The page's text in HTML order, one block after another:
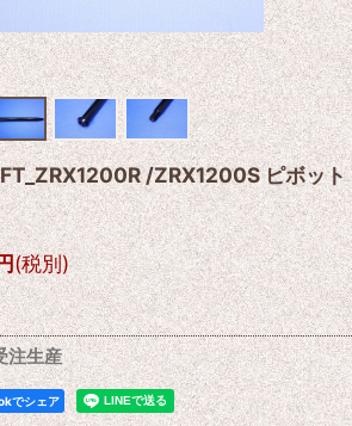
/ZRX1200S ピボット
(税別)
注生産
でシェア